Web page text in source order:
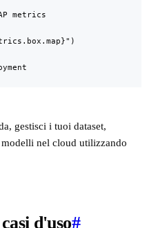
metrics
gestisci i tuoi dataset,
nel cloud utilizzando
d'uso#